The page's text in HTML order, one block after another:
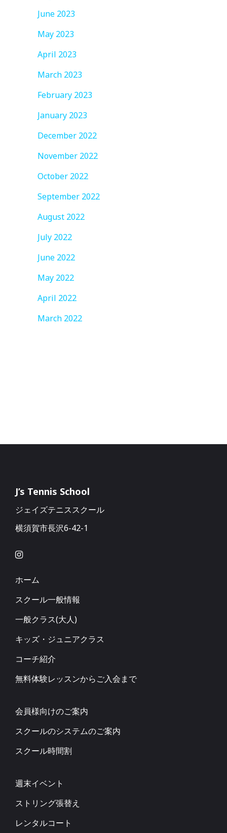
June 2023
May 2023
April 2023
March 2023
February 2023
January 2023
December 2022
November 2022
October 2022
September 2022
August 2022
July 2022
June 2022
May 2022
April 2022
March 2022
J’s Tennis School
ジェイズテニススクール
横須賀市長沢6-42-1
ホーム
スクール一般情報
一般クラス(大人)
キッズ・ジュニアクラス
コーチ紹介
無料体験レッスンからご入会まで
会員様向けのご案内
スクールのシステムのご案内
スクール時間割
週末イベント
ストリング張替え
レンタルコート